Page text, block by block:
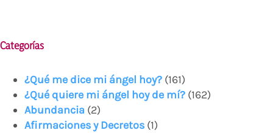
Categorías
¿Qué me dice mi ángel hoy? (161)
¿Qué quiere mi ángel hoy de mí? (162)
Abundancia (2)
Afirmaciones y Decretos (1)